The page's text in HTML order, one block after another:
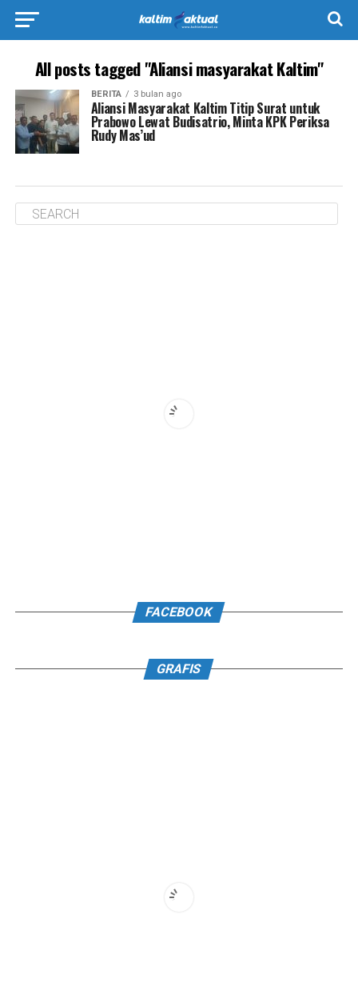
All posts tagged "Aliansi masyarakat Kaltim"
BERITA 3 bulan ago
Aliansi Masyarakat Kaltim Titip Surat untuk
Prabowo Lewat Budisatrio, Minta KPK Periksa
Rudy Mas’ud
FACEBOOK
GRAFIS